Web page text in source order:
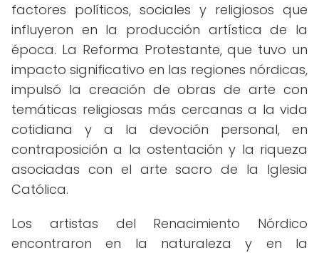
factores políticos, sociales y religiosos que
influyeron en la producción artística de la
época. La Reforma Protestante, que tuvo un
impacto significativo en las regiones nórdicas,
impulsó la creación de obras de arte con
temáticas religiosas más cercanas a la vida
cotidiana y a la devoción personal, en
contraposición a la ostentación y la riqueza
asociadas con el arte sacro de la Iglesia
Católica.
Los artistas del Renacimiento Nórdico
encontraron en la naturaleza y en la